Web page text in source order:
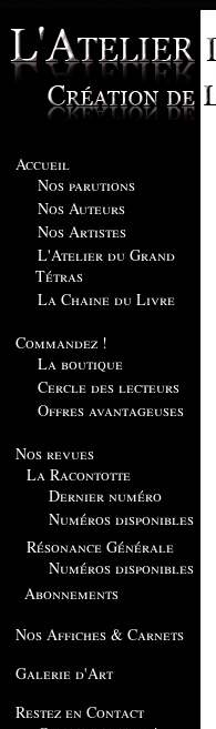
Accueil
Nos parutions
Nos Auteurs
Nos Artistes
L'Atelier du Grand
Tétras
La Chaine du Livre
Commandez !
La boutique
Cercle des lecteurs
Offres avantageuses
Nos revues
La Racontotte
Dernier numéro
Numéros disponibles
Résonance Générale
Numéros disponibles
Abonnements
Nos Affiches & Carnets
Galerie d'Art
Restez en Contact